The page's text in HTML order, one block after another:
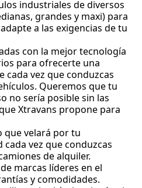
industriales de diversos
grandes y maxi) para
a las exigencias de tu
con la mejor tecnología
para ofrecerte una
vez que conduzcas
Queremos que tu
no sería posible sin las
Xtravans propone para
que velará por tu
vez que conduzcas
de alquiler.
marcas líderes en el
y comodidades.